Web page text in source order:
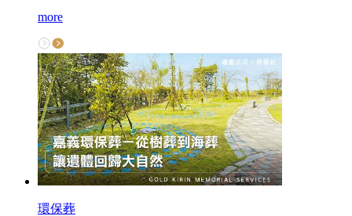
more
環保葬